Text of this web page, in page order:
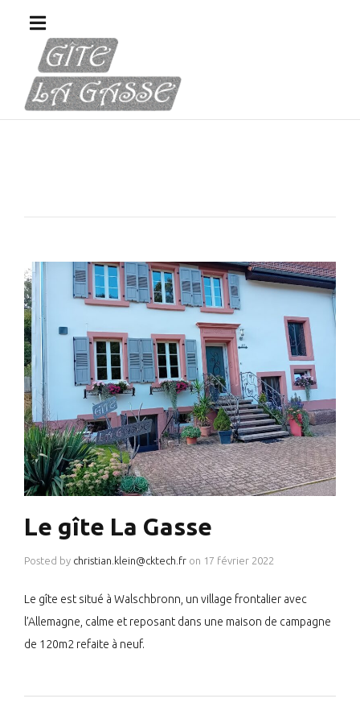
Le gîte La Gasse
Posted by christian.klein@cktech.fr on 17 février 2022
Le gîte est situé à Walschbronn, un village frontalier avec
l’Allemagne, calme et reposant dans une maison de campagne
de 120m2 refaite à neuf.